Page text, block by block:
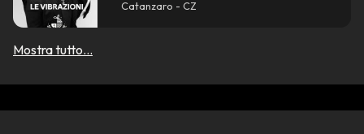
Condividi su WhatsApp
Condividi su Facebook
Catanzaro - CZ
Mostra tutto...